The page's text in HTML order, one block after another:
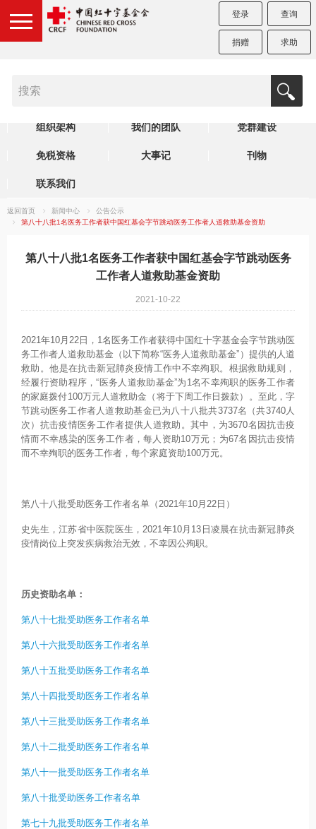
登录 查询
捐赠 求助
机构简介
组织架构 我们的团队 党群建设
免税资格 大事记 刊物
联系我们
返回首页 新闻中心
公告公示
第八十八批1名医务工作者获中国红基会字节跳动医务工作者人道救助基金资助
第八十八批1名医务工作者获中国红基会字节跳动医务
工作者人道救助基金资助
2021-10-22
2021年10月22日，1名医务工作者获得中国红十字基金会字节跳动医
务工作者人道救助基金（以下简称“医务人道救助基金”）提供的人道
救助。他是在抗击新冠肺炎疫情工作中不幸殉职。根据救助规则，
经履行资助程序，“医务人道救助基金”为1名不幸殉职的医务工作者
的家庭拨付100万元人道救助金（将于下周工作日拨款）。至此，字
节跳动医务工作者人道救助基金已为八十八批共3737名（共3740人
次）抗击疫情医务工作者提供人道救助。其中，为3670名因抗击疫
情而不幸感染的医务工作者，每人资助10万元；为67名因抗击疫情
而不幸殉职的医务工作者，每个家庭资助100万元。
第八十八批受助医务工作者名单（2021年10月22日）
史先生，江苏省中医院医生，2021年10月13日凌晨在抗击新冠肺炎
疫情岗位上突发疾病救治无效，不幸因公殉职。
历史资助名单：
第八十七批受助医务工作者名单
第八十六批受助医务工作者名单
第八十五批受助医务工作者名单
第八十四批受助医务工作者名单
第八十三批受助医务工作者名单
第八十二批受助医务工作者名单
第八十一批受助医务工作者名单
第八十批受助医务工作者名单
第七十九批受助医务工作者名单